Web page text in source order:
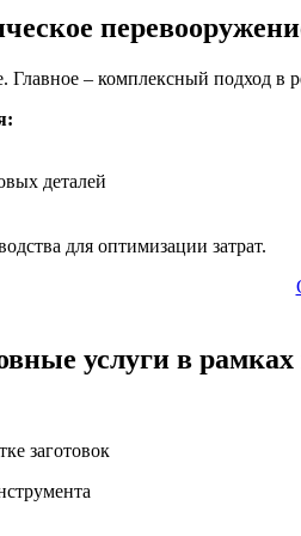
Главное – комплексный подход в
деталей
для оптимизации затрат.
услуги в
заготовок